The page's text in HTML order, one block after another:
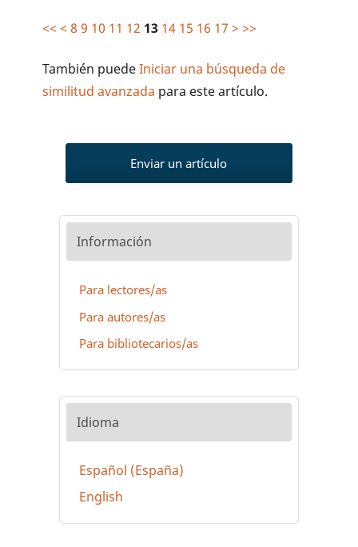
<< < 8 9 10 11 12 13 14 15 16 17 > >>
También puedeIniciar una búsqueda de
similitud avanzada para este artículo.
Enviar un artículo
Información
Para lectores/as
Para autores/as
Para bibliotecarios/as
Idioma
Español (España)
English